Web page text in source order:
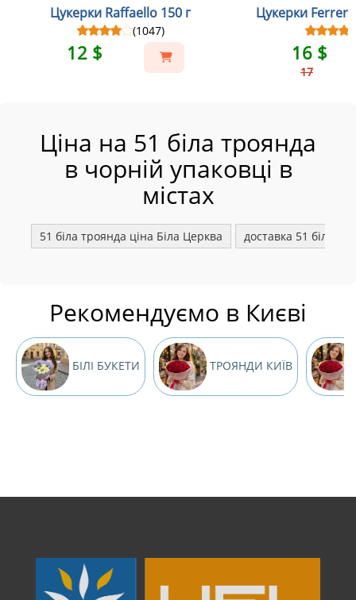
Цукерки Raffaello 150 г
(1047)
12 $
Цукерки
16 $
17
Ціна на 51 біла троянда
в чорній упаковці в
містах
51 біла троянда ціна Біла Церква доставка 51 білої
Рекомендуємо в Києві
БІЛІ БУКЕТИ ТРОЯНДИ КИЇВ